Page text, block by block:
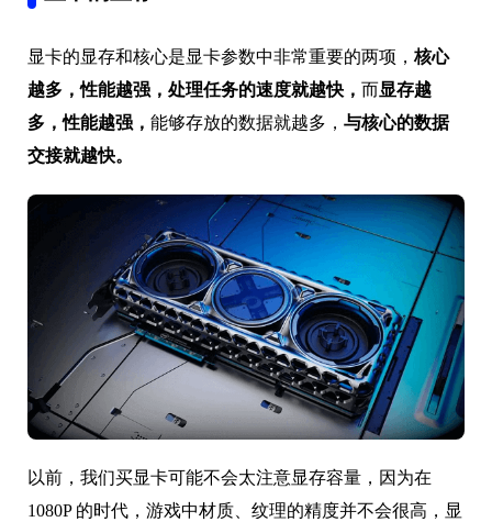
显卡的显存和核心是显卡参数中非常重要的两项， 核心
越多，性能越强，处理任务的速度就越快， 而显存越
多，性能越强， 能够存放的数据就越多， 与核心的数据
交接就越快。
以前，我们买显卡可能不会太注意显存容量，因为在
1080P 的时代，游戏中材质、纹理的精度并不会很高，显